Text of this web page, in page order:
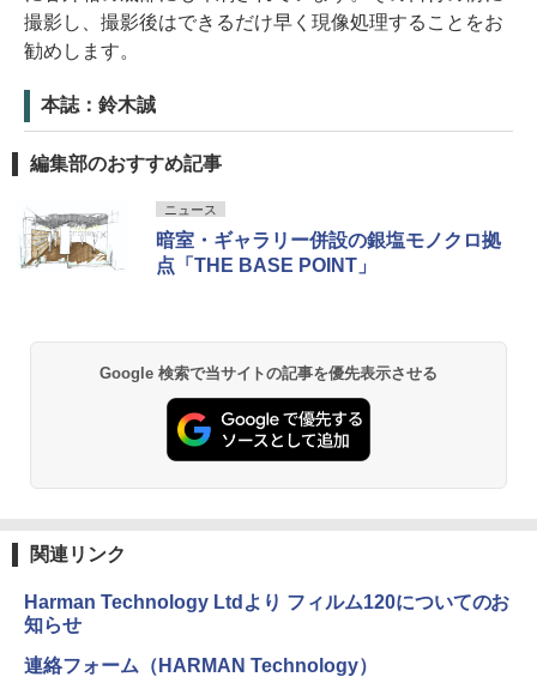
撮影し、撮影後はできるだけ早く現像処理することをお
勧めします。
本誌：鈴木誠
編集部のおすすめ記事
ニュース
暗室・ギャラリー併設の銀塩モノクロ拠
点「THE BASE POINT」
Google 検索で当サイトの記事を優先表示させる
関連リンク
Harman Technology Ltdより フィルム120についてのお
知らせ
連絡フォーム（HARMAN Technology）